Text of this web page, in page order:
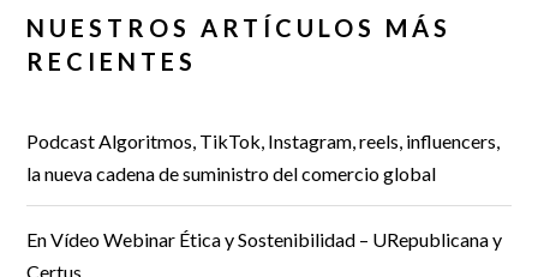
NUESTROS ARTÍCULOS MÁS
RECIENTES
Podcast Algoritmos, TikTok, Instagram, reels, influencers,
la nueva cadena de suministro del comercio global
En Vídeo Webinar Ética y Sostenibilidad – URepublicana y
Certus